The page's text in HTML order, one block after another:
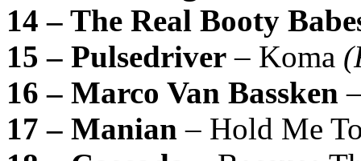
14 – The Real Booty
15 – Pulsedriver – Koma
16 – Marco Van Bassken
17 – Manian – Hold Me